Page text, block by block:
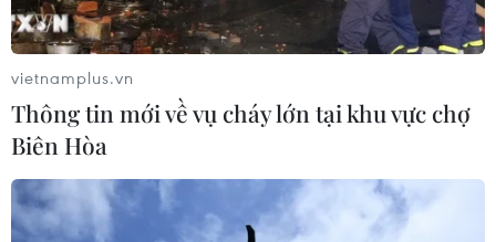
vietnamplus.vn
Thông tin mới về vụ cháy lớn tại khu vực chợ
Biên Hòa